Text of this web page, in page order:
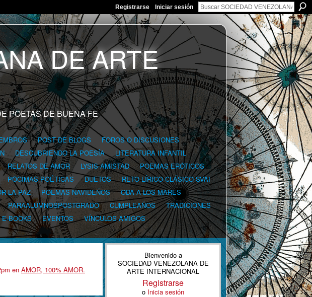
Registrarse Iniciar sesión
POETAS DE BUENA FE
POST DE BLOGS
FOROS O DISCUSIONES
DESCUBRIENDO LA POESÍA
LITERATURA INFANTIL
RELATOS DE AMOR LYSIS-AMISTAD
POEMAS ERÓTICOS
PÓCIMAS POÉTICAS DUETOS
RETO LÍRICO-CLÁSICO SVAI
LA PAZ POEMAS NAVIDEÑOS
ODA A LOS MARES
PARAALUMNOSPOSTGRADO CUMPLEAÑOS
TRADICIONES
BOOKS EVENTOS
VÍNCULOS AMIGOS
en AMOR, 100% AMOR.
Bienvenido a
SOCIEDAD VENEZOLANA DE
ARTE INTERNACIONAL
Registrarse
o Inicia sesión